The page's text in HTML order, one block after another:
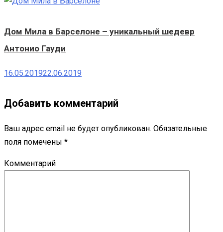
Дом Мила в Барселоне – уникальный шедевр
Антонио Гауди
16.05.201922.06.2019
Добавить комментарий
Ваш адрес email не будет опубликован. Обязательные
поля помечены *
Комментарий